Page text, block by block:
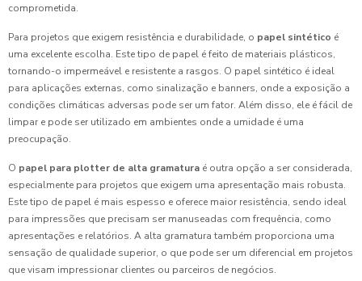
comprometida.
Para projetos que exigem resistência e durabilidade, o papel sintético é
uma excelente escolha. Este tipo de papel é feito de materiais plásticos,
tornando-o impermeável e resistente a rasgos. O papel sintético é ideal
para aplicações externas, como sinalização e banners, onde a exposição a
condições climáticas adversas pode ser um fator. Além disso, ele é fácil de
limpar e pode ser utilizado em ambientes onde a umidade é uma
preocupação.
O papel para plotter de alta gramatura é outra opção a ser considerada,
especialmente para projetos que exigem uma apresentação mais robusta.
Este tipo de papel é mais espesso e oferece maior resistência, sendo ideal
para impressões que precisam ser manuseadas com frequência, como
apresentações e relatórios. A alta gramatura também proporciona uma
sensação de qualidade superior, o que pode ser um diferencial em projetos
que visam impressionar clientes ou parceiros de negócios.